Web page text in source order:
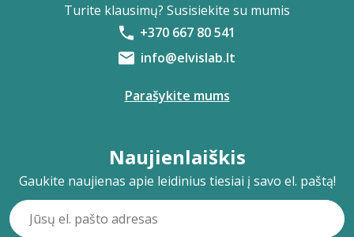
Turite klausimų? Susisiekite su mumis
+370 667 80 541
info@elvislab.lt
Parašykite mums
Naujienlaiškis
Gaukite naujienas apie leidinius tiesiai į savo el. paštą!